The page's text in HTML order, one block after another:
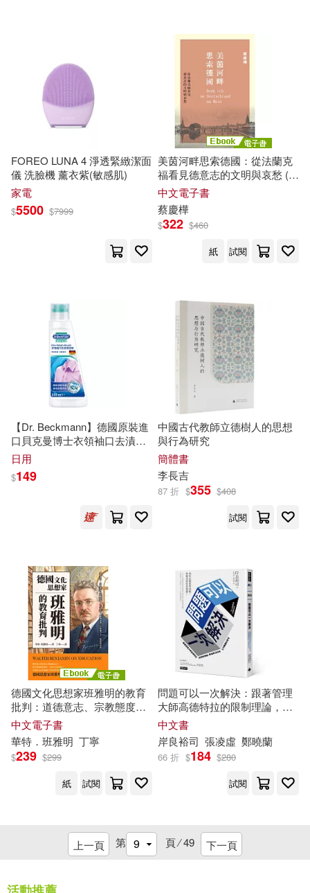
麥可．舒爾(2)
麥特．亞伯拉罕(2) 黃健敏(2)
黃宗潔（Cathy Huang）(2)
龔俊恆(2)
（德）海德格爾(2)
（德）馬丁·湯姆·迪克，（德）延斯
（法）克莉司德·布提可南(2)
（美）白瑪琳(2)
（美）馬丁·加德納(2)
（英）哈代(2)
（英）彼得·沃森(2)
（英）蓋特(2)
(德)康特洛維茨(1)
(德)羅曼(1)
(德)金沙黛，(德)弗思編(1)
河北美術出版社(3)
灕江出版社(3)
當代中國出版社(3)
福建教育出版社(3)
線裝書局(3)
西北工業大學出版社(3)
野人(3)
陝西師範大學出版社(3)
首都經濟貿易大學出版社(3)
鷺江出版社(3) Chandos(2)
Eloquence(2)
上海大學出版社(2)
上海文藝出版社(2)
上海財經大學出版社(2)
FOREO LUNA 4 淨透緊緻潔面
儀 洗臉機 薰衣紫(敏感肌)
家電
$5500 $7999
美茵河畔思索德國：從法蘭克
福看見德意志的文明與哀愁 (電
子書)
中文電子書
蔡慶樺
$322 $460
紙
試閱
【Dr. Beckmann】德國原裝進
口貝克曼博士衣領袖口去漬預
潔劑
日用
$149
中國古代教師立德樹人的思想
與行為研究
簡體書
李長吉
87 折 $355 $408
試閱
德國文化思想家班雅明的教育
批判：道德意志、宗教態度、
經驗批判、學生生活，「歐洲
最後一位知識分子」的教育省
思 (電子書)
中文電子書
華特．班雅明 丁寧
$239 $299
紙
試閱
問題可以一次解決：跟著管理
大師高德特拉的限制理論，學
會解決所有工作難題的思考
中文書
岸良裕司 張凌虛 鄭曉蘭
66 折 $184 $280
試閱
上一頁 第 頁 ⁄49 下一頁